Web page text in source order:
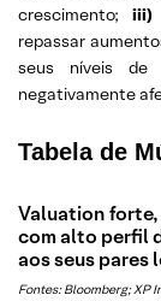
crescimento;iii)
repassar
seus níveis de
negativamente
Tabela de
Valuation forte,
com alto perfil
aos seus pares
Fontes: Bloomberg; XP